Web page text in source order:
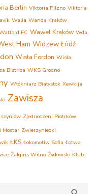
Berlin Viktoria Pilzno Viktoria
Walia Wanda Kraków
FC Wawel Kraków Wda
Ham Widzew Łódź
Wisła Fordon Wisła
Bistrica WKS Grodno
Włókniarz Białystok Xewkija
Zawisza
Zjednoczeni Piotrków
Mostar Zwierzyniecki
ŁKS Łokomotiw Sofia Łotwa
Żalgiris Wilno Żydowski Klub